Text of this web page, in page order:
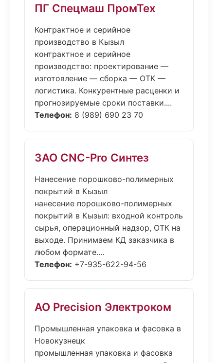
ПГ Спецмаш ПромТех
Контрактное и серийное
производство в Кызыл
контрактное и серийное
производство: проектирование —
изготовление — сборка — ОТК —
логистика. Конкурентные расценки и
прогнозируемые сроки поставки....
Телефон: 8 (989) 690 23 70
ЗАО CNC-Pro Синтез
Нанесение порошково-полимерных
покрытий в Кызыл
нанесение порошково-полимерных
покрытий в Кызыл: входной контроль
сырья, операционный надзор, ОТК на
выходе. Принимаем КД заказчика в
любом формате....
Телефон: +7-935-622-94-56
АО Precision Электроком
Промышленная упаковка и фасовка в
Новокузнецк
промышленная упаковка и фасовка